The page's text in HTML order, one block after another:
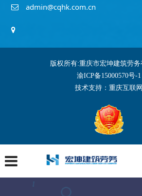
admin@cqhk.com.cn
版权所有:重庆市宏坤建筑劳务
渝ICP备15000570号-1
技术支持： 重庆互联网